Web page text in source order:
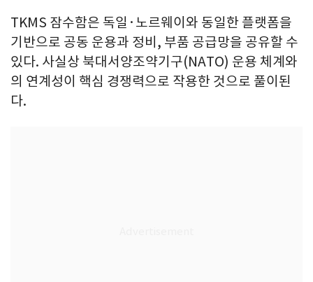
TKMS 잠수함은 독일·노르웨이와 동일한 플랫폼을
기반으로 공동 운용과 정비, 부품 공급망을 공유할 수
있다. 사실상 북대서양조약기구(NATO) 운용 체계와
의 연계성이 핵심 경쟁력으로 작용한 것으로 풀이된
다.